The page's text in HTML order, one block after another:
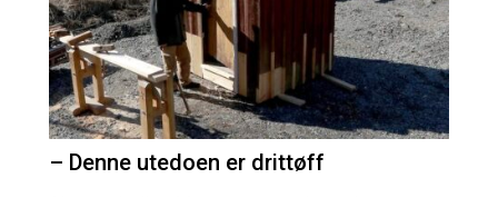
– Denne utedoen er drittøff